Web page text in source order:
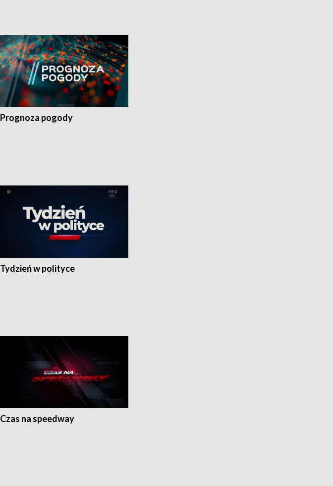
Prognoza pogody
Tydzień w polityce
Czas na speedway